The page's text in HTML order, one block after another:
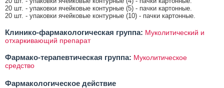
20 шт. - упаковки ячейковые контурные (5) - пачки картонные.
20 шт. - упаковки ячейковые контурные (10) - пачки картонные.
Клинико-фармакологическая группа: Муколитический и
отхаркивающий препарат
Фармако-терапевтическая группа: Муколитическое
средство
Фармакологическое действие